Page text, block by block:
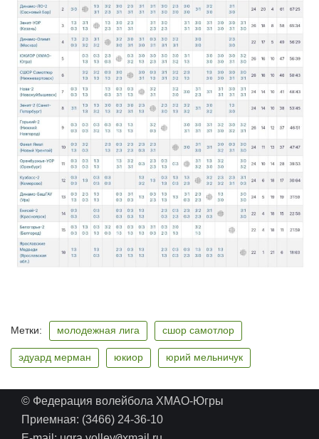
Метки: молодежная лига сшор самотлор
эдуард мерман юкиор юрий мельничук
© Федерация волейбола ХМАО-Югры
Приемная: (3466) 24-36-10